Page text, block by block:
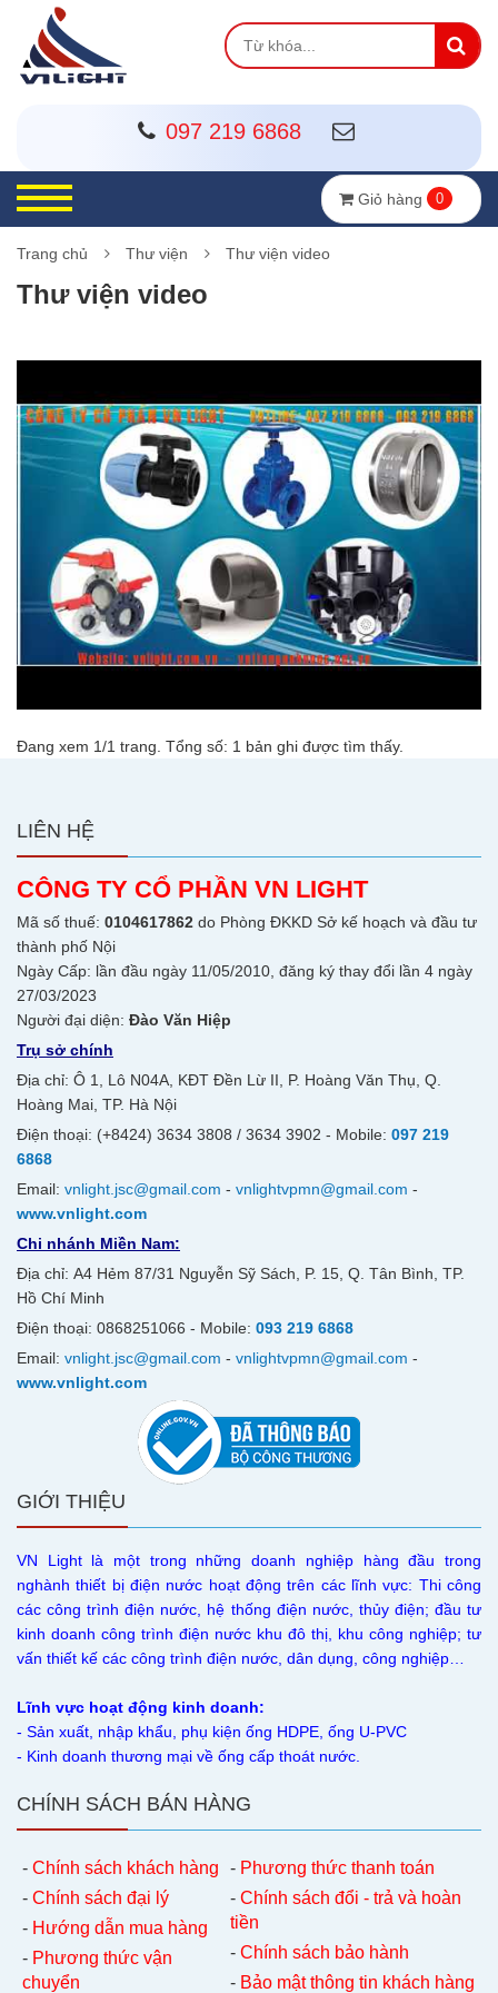
097 219 6868
Giỏ hàng 0
Trang chủ Thư viện Thư viện video
Thư viện video
959 | SẢN XUẤT THIẾT BỊ ĐIỆN NƯỚC
Đang xem 1/1 trang. Tổng số: 1 bản ghi được tìm thấy.
LIÊN HỆ
CÔNG TY CỔ PHẦN VN LIGHT
Mã số thuế: 0104617862 do Phòng ĐKKD Sở kế hoạch và đầu tư
thành phố Nội
Ngày Cấp: lần đầu ngày 11/05/2010, đăng ký thay đổi lần 4 ngày
27/03/2023
Người đại diện: Đào Văn Hiệp
Trụ sở chính
Địa chỉ: Ô 1, Lô N04A, KĐT Đền Lừ II, P. Hoàng Văn Thụ, Q.
Hoàng Mai, TP. Hà Nội
Điện thoại: (+8424) 3634 3808 / 3634 3902 - Mobile: 097 219
6868
Email: vnlight.jsc@gmail.com - vnlightvpmn@gmail.com -
www.vnlight.com
Chi nhánh Miền Nam:
Địa chỉ: A4 Hẻm 87/31 Nguyễn Sỹ Sách, P. 15, Q. Tân Bình, TP.
Hồ Chí Minh
Điện thoại: 0868251066 - Mobile: 093 219 6868
Email: vnlight.jsc@gmail.com - vnlightvpmn@gmail.com -
www.vnlight.com
GIỚI THIỆU
VN Light là một trong những doanh nghiệp hàng đầu trong
nghành thiết bị điện nước hoạt động trên các lĩnh vực: Thi công
các công trình điện nước, hệ thống điện nước, thủy điện; đầu tư
kinh doanh công trình điện nước khu đô thị, khu công nghiệp; tư
vấn thiết kế các công trình điện nước, dân dụng, công nghiệp…
Lĩnh vực hoạt động kinh doanh:
- Sản xuất, nhập khẩu, phụ kiện ống HDPE, ống U-PVC
- Kinh doanh thương mại về ống cấp thoát nước.
CHÍNH SÁCH BÁN HÀNG
- Chính sách khách hàng
- Chính sách đại lý
- Hướng dẫn mua hàng
- Phương thức vận
chuyển
- Phương thức thanh toán
- Chính sách đổi - trả và hoàn
tiền
- Chính sách bảo hành
- Bảo mật thông tin khách hàng